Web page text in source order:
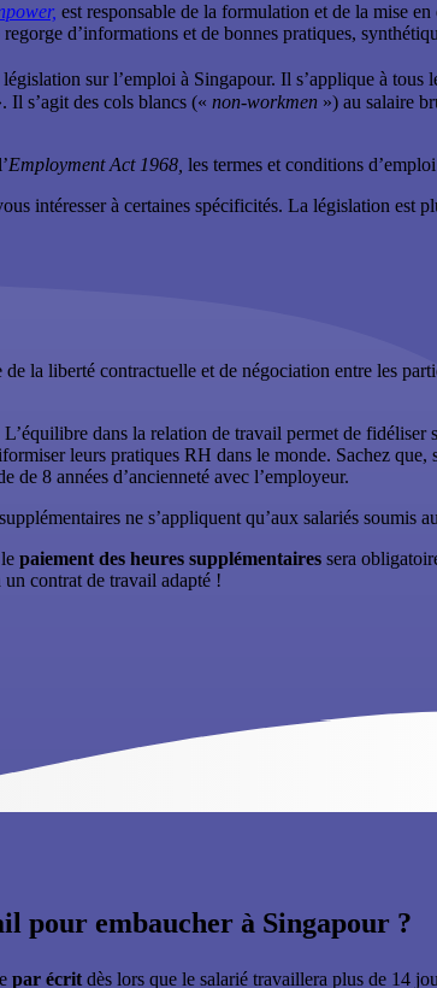
est responsable de la formulation et de la mise
d’informations et de bonnes pratiques,
sur l’emploi à Singapour. Il s’applique à
Il s’agit des cols blancs (« non-workmen ») au salaire
Employment Act 1968, les termes et conditions
intéresser à certaines spécificités. La législation est
la liberté contractuelle et de négociation entre les
dans la relation de travail permet de
leurs pratiques RH dans le monde. Sachez que,
de 8 années d’ancienneté avec l’employeur.
ne s’appliquent qu’aux salariés soumis
paiement des heures supplémentaires sera
contrat de travail adapté !
pour embaucher à Singapour ?
par écritdès lors que le salarié travaillera plus de 14